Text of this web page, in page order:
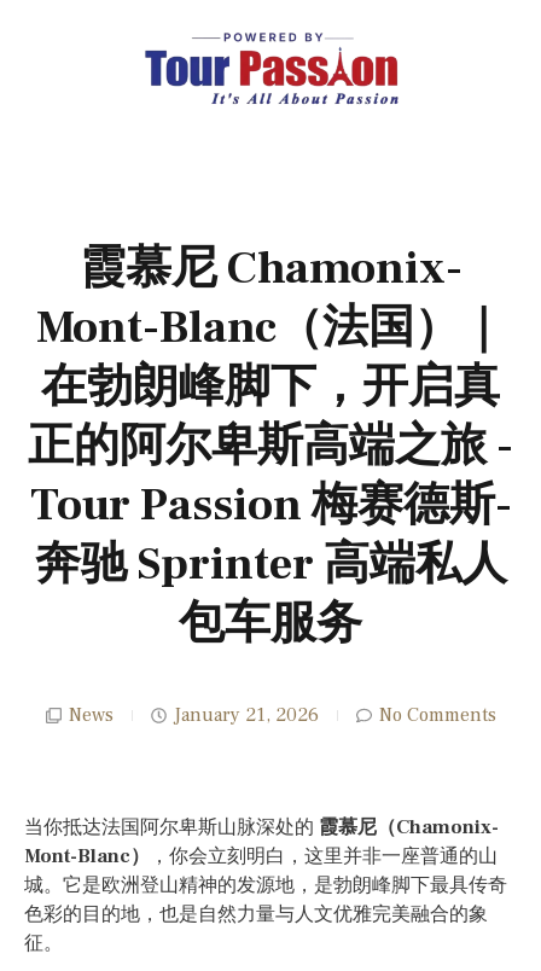
霞慕尼 Chamonix-
Mont-Blanc（法国）｜
在勃朗峰脚下，开启真
正的阿尔卑斯高端之旅 -
Tour Passion 梅赛德斯-
奔驰 Sprinter 高端私人
包车服务
News January 21, 2026 No Comments
当你抵达法国阿尔卑斯山脉深处的 霞慕尼（Chamonix-
Mont-Blanc）
，你会立刻明白，这里并非一座普通的山
城。它是欧洲登山精神的发源地，是勃朗峰脚下最具传奇
色彩的目的地，也是自然力量与人文优雅完美融合的象
征。